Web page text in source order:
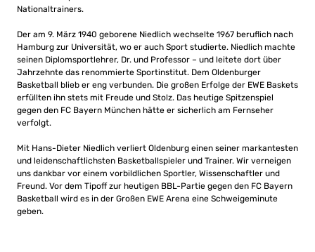
Nationaltrainers.
Der am 9. März 1940 geborene Niedlich wechselte 1967 beruflich nach
Hamburg zur Universität, wo er auch Sport studierte. Niedlich machte
seinen Diplomsportlehrer, Dr. und Professor – und leitete dort über
Jahrzehnte das renommierte Sportinstitut. Dem Oldenburger
Basketball blieb er eng verbunden. Die großen Erfolge der EWE Baskets
erfüllten ihn stets mit Freude und Stolz. Das heutige Spitzenspiel
gegen den FC Bayern München hätte er sicherlich am Fernseher
verfolgt.
Mit Hans-Dieter Niedlich verliert Oldenburg einen seiner markantesten
und leidenschaftlichsten Basketballspieler und Trainer. Wir verneigen
uns dankbar vor einem vorbildlichen Sportler, Wissenschaftler und
Freund. Vor dem Tipoff zur heutigen BBL-Partie gegen den FC Bayern
Basketball wird es in der Großen EWE Arena eine Schweigeminute
geben.